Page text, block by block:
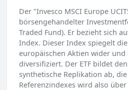
Der "Invesco MSCI Europe
börsengehandelter
Traded Fund). Er bezieht sich
Index. Dieser Index spiegelt
europäischen Aktien wider
diversifiziert. Der ETF bildet
synthetische Replikation ab,
Referenzindexes wird also